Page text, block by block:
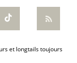
et longtails toujours